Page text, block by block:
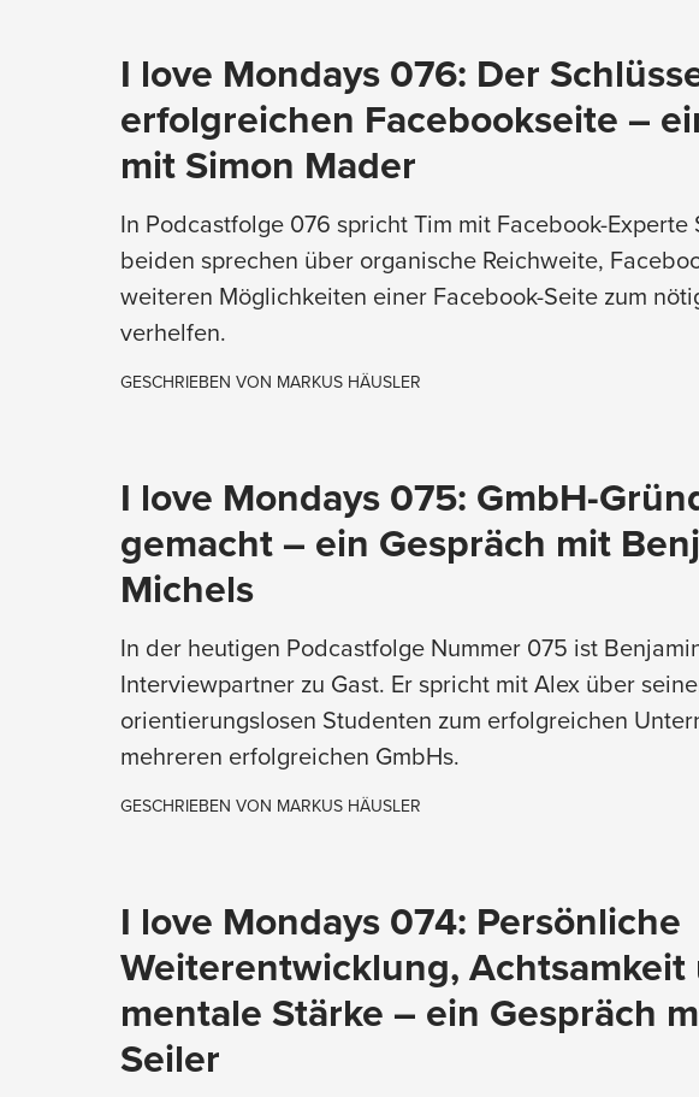
I love Mondays 076: Der
erfolgreichen Facebookseite –
mit Simon Mader
In Podcastfolge 076 spricht Tim mit Facebook-Experte
beiden sprechen über organische Reichweite,
weiteren Möglichkeiten einer Facebook-Seite zum
verhelfen.
GESCHRIEBEN VON MARKUS HÄUSLER
I love Mondays 075: GmbH-
gemacht – ein Gespräch mit
Michels
In der heutigen Podcastfolge Nummer 075 ist
Interviewpartner zu Gast. Er spricht mit Alex über
orientierungslosen Studenten zum erfolgreichen
mehreren erfolgreichen GmbHs.
GESCHRIEBEN VON MARKUS HÄUSLER
I love Mondays 074: Persönliche
Weiterentwicklung, Achtsamkeit
mentale Stärke – ein Gespräch
Seiler